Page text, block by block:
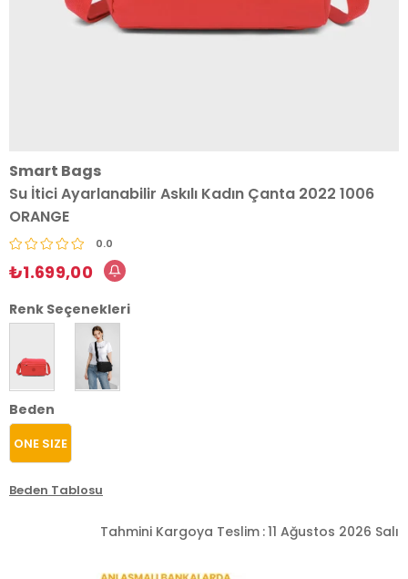
Smart Bags
Su İtici Ayarlanabilir Askılı Kadın Çanta 2022 1006
ORANGE
0.0
₺1.699,00
Renk Seçenekleri
Beden
ONE SIZE
Beden Tablosu
Tahmini Kargoya Teslim :11 Ağustos 2026 Salı